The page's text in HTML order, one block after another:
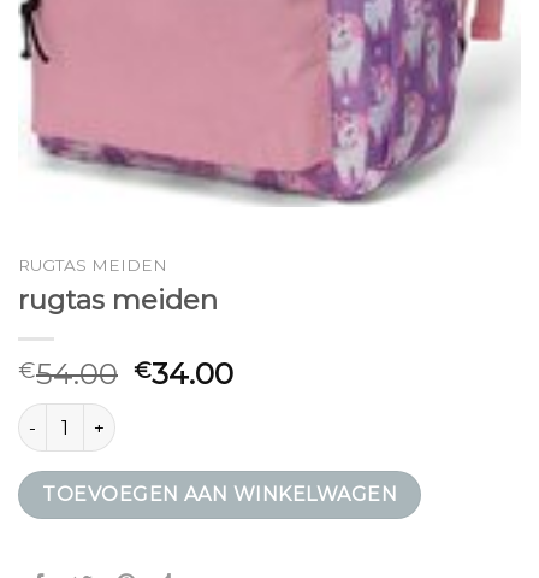
RUGTAS MEIDEN
rugtas meiden
€54.00 €34.00
rugtas meiden aantal
TOEVOEGEN AAN WINKELWAGEN